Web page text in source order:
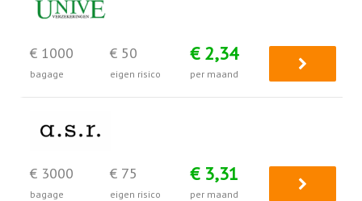
€ 1000
bagage
€ 50
eigen risico
€ 2,34
per maand
€ 3000
bagage
€ 75
eigen risico
€ 3,31
per maand